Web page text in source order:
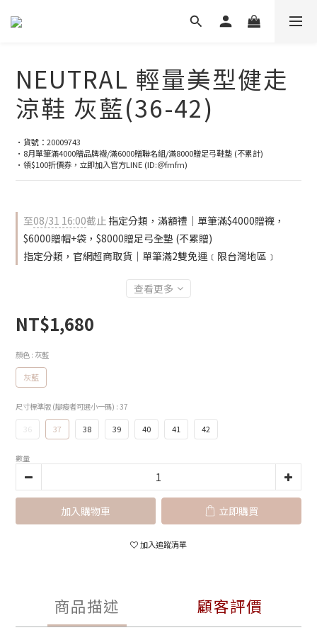
NEUTRAL 輕量美型健走
涼鞋 灰藍(36-42)
•貨號：20009743
•8月單筆滿4000贈品牌襪/滿6000贈聯名組/滿8000贈足弓鞋墊 (不累計)
•領$100折價券，立即加入官方LINE (ID:＠fmfm)
至08/31 16:00截止 指定分類，滿額禮｜單筆滿$4000贈襪，
$6000贈帽+袋，$8000贈足弓全墊 (不累贈)
指定分類，官網超商取貨｜單筆滿2雙免運﹝限台灣地區﹞
查看更多
NT$1,680
顏色 : 灰藍
灰藍
尺寸標準版 (腳瘦者可選小一碼) : 37
36 37 38 39 40 41 42
數量
加入購物車 立即購買
加入追蹤清單
商品描述 顧客評價